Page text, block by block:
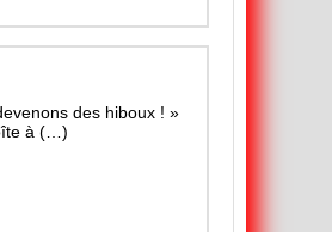
des hiboux ! »
à (…)